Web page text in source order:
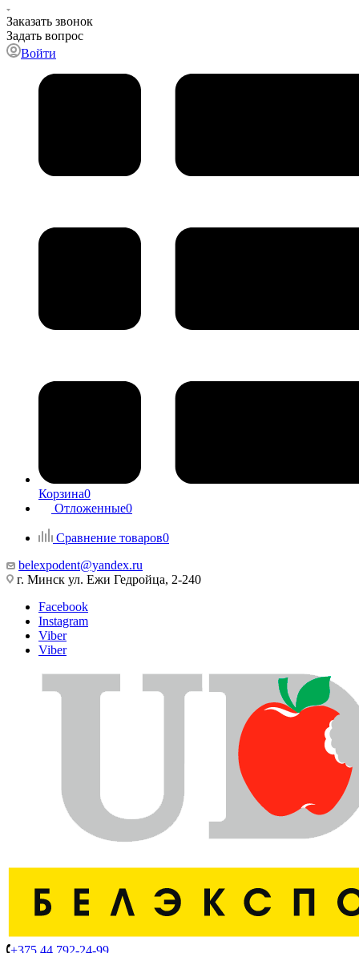
Заказать звонок
Задать вопрос
Войти
Корзина0
Отложенные0
Сравнение товаров0
belexpodent@yandex.ru
г. Минск ул. Ежи Гедройца, 2-240
Facebook
Instagram
Viber
Viber
+375 44 792-24-99